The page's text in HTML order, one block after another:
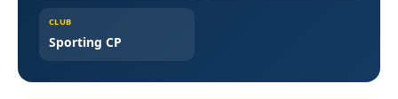
CLUB
Sporting CP